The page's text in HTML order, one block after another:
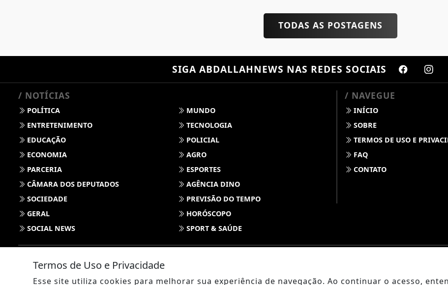
TODAS AS POSTAGENS
SIGA ABDALLAHNEWS NAS REDES SOCIAIS
/ NOTÍCIAS
POLÍTICA
MUNDO
ENTRETENIMENTO
TECNOLOGIA
EDUCAÇÃO
POLICIAL
ECONOMIA
AGRO
PARCERIA
ESPORTES
CÂMARA DOS DEPUTADOS
AGÊNCIA DINO
SOCIEDADE
PREVISÃO DO TEMPO
GERAL
HORÓSCOPO
SOCIAL NEWS
SPORT & SAÚDE
/ NAVEGUE
INÍCIO
SOBRE
TERMOS DE USO E
FAQ
CONTATO
Termos de Uso e Privacidade
Esse site utiliza cookies para melhorar sua experiência de navegação. Ao continuar o acesso,